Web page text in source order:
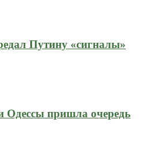
Путину «сигналы»
Одессы пришла очередь